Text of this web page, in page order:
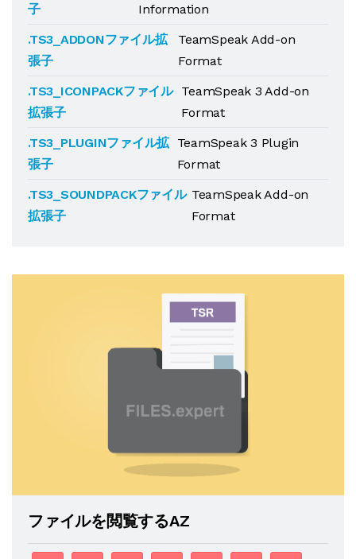
子
Information
.TS3_ADDONファイル拡
張子
TeamSpeak Add-on
Format
.TS3_ICONPACKファイル
拡張子
TeamSpeak 3 Add-on
Format
.TS3_PLUGINファイル拡
張子
TeamSpeak 3 Plugin
Format
.TS3_SOUNDPACKファイル
拡張子
TeamSpeak Add-on
Format
ファイルを閲覧するAZ